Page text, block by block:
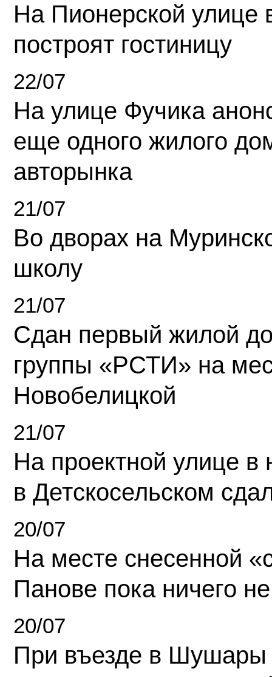
На Пионерской улице
построят гостиницу
22/07
На улице Фучика
еще одного жилого
авторынка
21/07
Во дворах на
школу
21/07
Сдан первый жилой
группы «РСТИ» на
Новобелицкой
21/07
На проектной улице
в Детскосельском
20/07
На месте снесенной
Панове пока ничего
20/07
При въезде в Шушары